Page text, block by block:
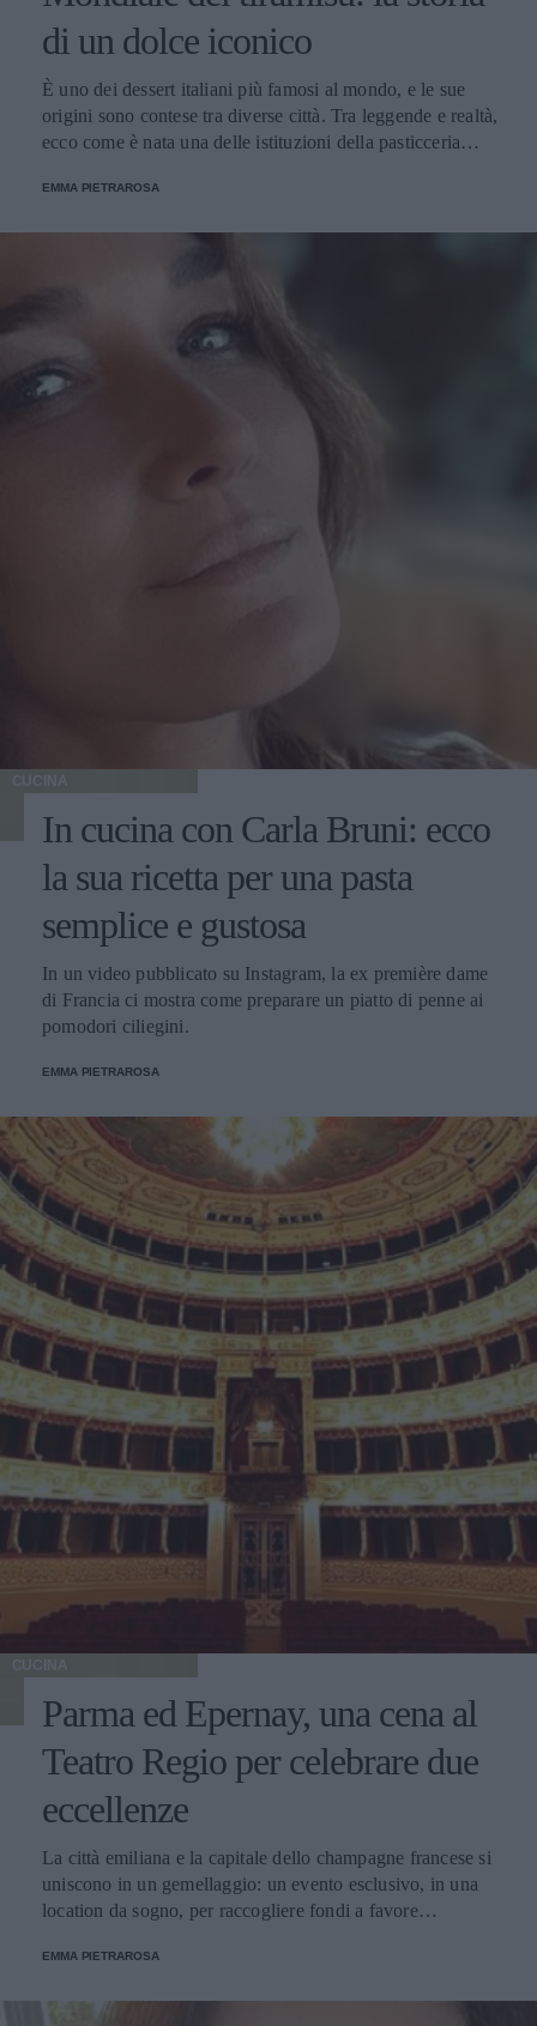
di un dolce iconico
È uno dei dessert italiani più famosi al mondo, e le sue
origini sono contese tra diverse città. Tra leggende e realtà,
ecco come è nata una delle istituzioni della pasticceria
EMMA PIETRAROSA
CUCINA
In cucina con Carla Bruni: ecco
la sua ricetta per una pasta
semplice e gustosa
In un video pubblicato su Instagram, la ex première dame
di Francia ci mostra come preparare un piatto di penne ai
pomodori ciliegini.
EMMA PIETRAROSA
CUCINA
Parma ed Epernay, una cena al
Teatro Regio per celebrare due
eccellenze
La città emiliana e la capitale dello champagne francese si
uniscono in un gemellaggio: un evento esclusivo, in una
location da sogno, per raccogliere fondi a favore
EMMA PIETRAROSA